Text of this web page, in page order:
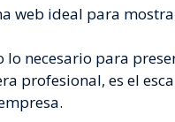
web ideal para
lo necesario para
profesional, es el